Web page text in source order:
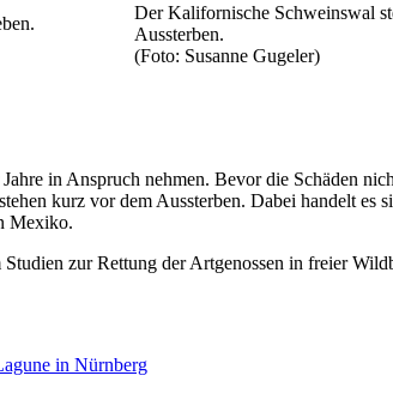
Der Kalifornische Schweinswal
Aussterben.
(Foto: Susanne Gugeler)
in Anspruch nehmen. Bevor die Schäden
kurz vor dem Aussterben. Dabei handelt
Mexiko.
zur Rettung der Artgenossen in freier
in Nürnberg